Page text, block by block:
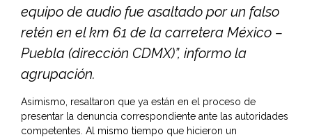
equipo de audio fue asaltado por un falso
retén en el km 61 de la carretera México –
Puebla (dirección CDMX)”, informo la
agrupación.
Asimismo, resaltaron que ya están en el proceso de
presentar la denuncia correspondiente ante las autoridades
competentes. Al mismo tiempo que hicieron un